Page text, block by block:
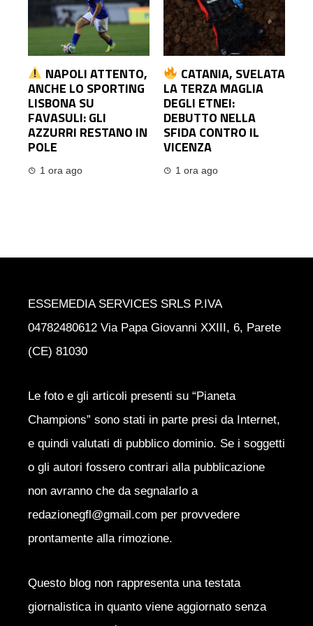
NAPOLI ATTENTO,
ANCHE LO SPORTING
LISBONA SU
FAVASULI: GLI
AZZURRI RESTANO IN
POLE
1 ora ago
CATANIA, SVELATA
LA TERZA MAGLIA
DEGLI ETNEI:
DEBUTTO NELLA
SFIDA CONTRO IL
VICENZA
1 ora ago
ESSEMEDIA SERVICES SRLS P.IVA
04782480612 Via Papa Giovanni XXIII, 6, Parete
(CE) 81030
Le foto e gli articoli presenti su “Pianeta
Champions” sono stati in parte presi da Internet,
e quindi valutati di pubblico dominio. Se i soggetti
o gli autori fossero contrari alla pubblicazione
non avranno che da segnalarlo a
redazionegfl@gmail.com per provvedere
prontamente alla rimozione.
Questo blog non rappresenta una testata
giornalistica in quanto viene aggiornato senza